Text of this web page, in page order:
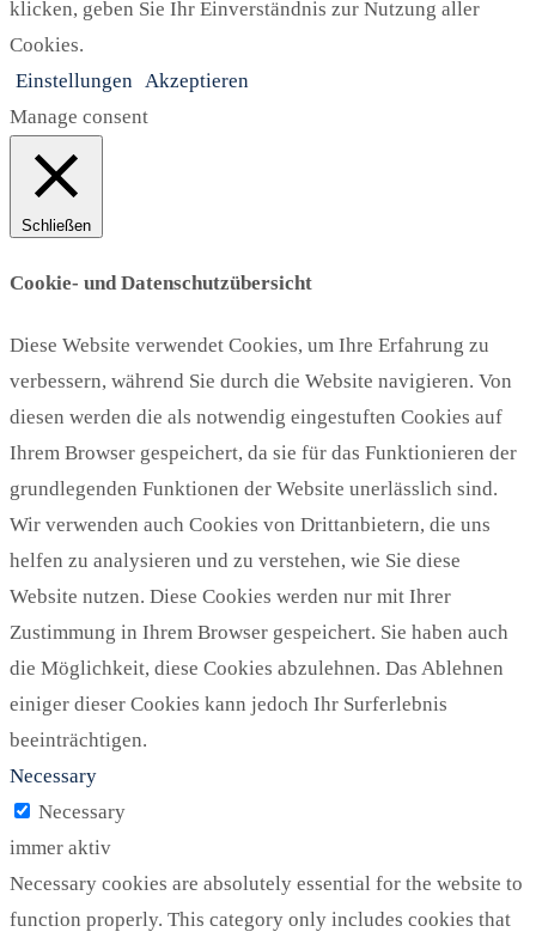
klicken, geben Sie Ihr Einverständnis zur Nutzung aller
Cookies.
Einstellungen Akzeptieren
Manage consent
Schließen
Cookie- und Datenschutzübersicht
Diese Website verwendet Cookies, um Ihre Erfahrung zu
verbessern, während Sie durch die Website navigieren. Von
diesen werden die als notwendig eingestuften Cookies auf
Ihrem Browser gespeichert, da sie für das Funktionieren der
grundlegenden Funktionen der Website unerlässlich sind.
Wir verwenden auch Cookies von Drittanbietern, die uns
helfen zu analysieren und zu verstehen, wie Sie diese
Website nutzen. Diese Cookies werden nur mit Ihrer
Zustimmung in Ihrem Browser gespeichert. Sie haben auch
die Möglichkeit, diese Cookies abzulehnen. Das Ablehnen
einiger dieser Cookies kann jedoch Ihr Surferlebnis
beeinträchtigen.
Necessary
Necessary
immer aktiv
Necessary cookies are absolutely essential for the website to
function properly. This category only includes cookies that